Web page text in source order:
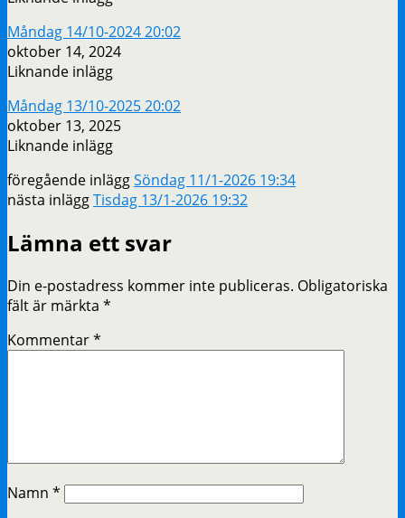
Måndag 14/10-2024 20:02
oktober 14, 2024
Liknande inlägg
Måndag 13/10-2025 20:02
oktober 13, 2025
Liknande inlägg
föregående inläggSöndag 11/1-2026 19:34
nästa inläggTisdag 13/1-2026 19:32
Lämna ett svar
Din e-postadress kommer inte publiceras. Obligatoriska
fält är märkta *
Kommentar*
Namn *